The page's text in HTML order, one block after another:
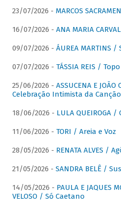
23/07/2026 - MARCOS
16/07/2026 - ANA MARIA
09/07/2026 - ÁUREA MARTINS
07/07/2026 - TÁSSIA REIS /
25/06/2026 - ASSUCENA E
Celebração Intimista da
18/06/2026 - LULA QUEIROGA
11/06/2026 - TORI / Areia e Voz
28/05/2026 - RENATA ALVES /
21/05/2026 - SANDRA BELÊ /
14/05/2026 - PAULA E JAQUES
VELOSO / Só Caetano